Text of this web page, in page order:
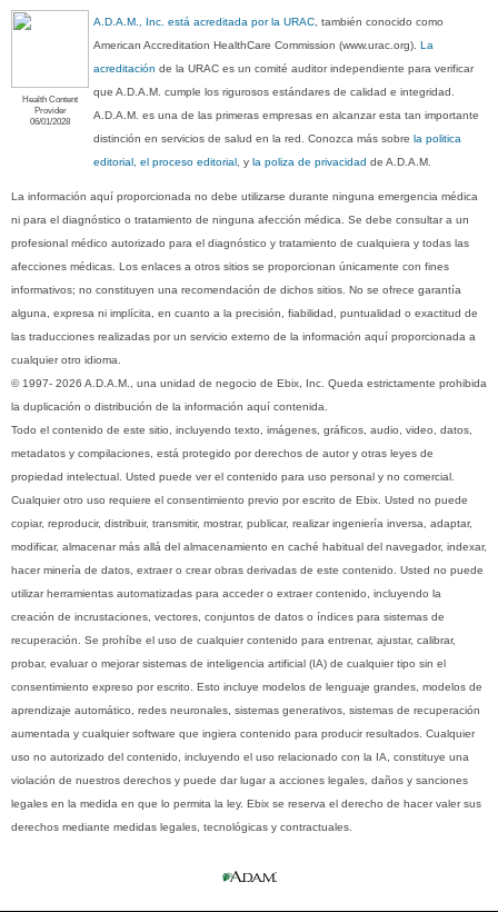
Health Content
Provider
06/01/2028
A.D.A.M., Inc. está acreditada por la URAC , también conocido como
American Accreditation HealthCare Commission (www.urac.org).La
acreditación de la URAC es un comité auditor independiente para verificar
que A.D.A.M. cumple los rigurosos estándares de calidad e integridad.
A.D.A.M. es una de las primeras empresas en alcanzar esta tan importante
distinción en servicios de salud en la red. Conozca más sobrela politica
editorial, el proceso editorial , yla poliza de privacidad de A.D.A.M.
La información aquí proporcionada no debe utilizarse durante ninguna emergencia médica
ni para el diagnóstico o tratamiento de ninguna afección médica. Se debe consultar a un
profesional médico autorizado para el diagnóstico y tratamiento de cualquiera y todas las
afecciones médicas. Los enlaces a otros sitios se proporcionan únicamente con fines
informativos; no constituyen una recomendación de dichos sitios. No se ofrece garantía
alguna, expresa ni implícita, en cuanto a la precisión, fiabilidad, puntualidad o exactitud de
las traducciones realizadas por un servicio externo de la información aquí proporcionada a
cualquier otro idioma.
© 1997- 2026 A.D.A.M., una unidad de negocio de Ebix, Inc. Queda estrictamente prohibida
la duplicación o distribución de la información aquí contenida.
Todo el contenido de este sitio, incluyendo texto, imágenes, gráficos, audio, video, datos,
metadatos y compilaciones, está protegido por derechos de autor y otras leyes de
propiedad intelectual. Usted puede ver el contenido para uso personal y no comercial.
Cualquier otro uso requiere el consentimiento previo por escrito de Ebix. Usted no puede
copiar, reproducir, distribuir, transmitir, mostrar, publicar, realizar ingeniería inversa, adaptar,
modificar, almacenar más allá del almacenamiento en caché habitual del navegador, indexar,
hacer minería de datos, extraer o crear obras derivadas de este contenido. Usted no puede
utilizar herramientas automatizadas para acceder o extraer contenido, incluyendo la
creación de incrustaciones, vectores, conjuntos de datos o índices para sistemas de
recuperación. Se prohíbe el uso de cualquier contenido para entrenar, ajustar, calibrar,
probar, evaluar o mejorar sistemas de inteligencia artificial (IA) de cualquier tipo sin el
consentimiento expreso por escrito. Esto incluye modelos de lenguaje grandes, modelos de
aprendizaje automático, redes neuronales, sistemas generativos, sistemas de recuperación
aumentada y cualquier software que ingiera contenido para producir resultados. Cualquier
uso no autorizado del contenido, incluyendo el uso relacionado con la IA, constituye una
violación de nuestros derechos y puede dar lugar a acciones legales, daños y sanciones
legales en la medida en que lo permita la ley. Ebix se reserva el derecho de hacer valer sus
derechos mediante medidas legales, tecnológicas y contractuales.